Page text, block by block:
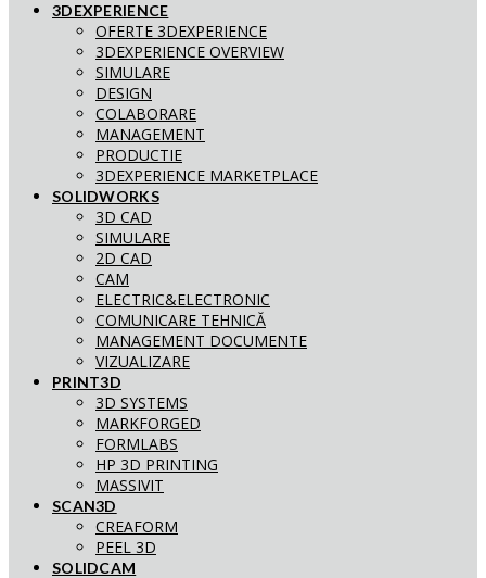
3DEXPERIENCE
OFERTE 3DEXPERIENCE
3DEXPERIENCE OVERVIEW
SIMULARE
DESIGN
COLABORARE
MANAGEMENT
PRODUCTIE
3DEXPERIENCE MARKETPLACE
SOLIDWORKS
3D CAD
SIMULARE
2D CAD
CAM
ELECTRIC&ELECTRONIC
COMUNICARE TEHNICĂ
MANAGEMENT DOCUMENTE
VIZUALIZARE
PRINT3D
3D SYSTEMS
MARKFORGED
FORMLABS
HP 3D PRINTING
MASSIVIT
SCAN3D
CREAFORM
PEEL 3D
SOLIDCAM